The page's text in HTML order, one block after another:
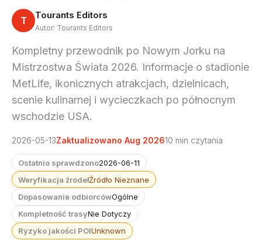
T Tourants Editors
Autor: Tourants Editors
Kompletny przewodnik po Nowym Jorku na
Mistrzostwa Świata 2026. Informacje o stadionie
MetLife, ikonicznych atrakcjach, dzielnicach,
scenie kulinarnej i wycieczkach po północnym
wschodzie USA.
2026-05-13Zaktualizowano Aug 202610 min czytania
Ostatnio sprawdzono2026-06-11
Weryfikacja źródełŹródło Nieznane
Dopasowanie odbiorcówOgólne
Kompletność trasyNie Dotyczy
Ryzyko jakości POIUnknown